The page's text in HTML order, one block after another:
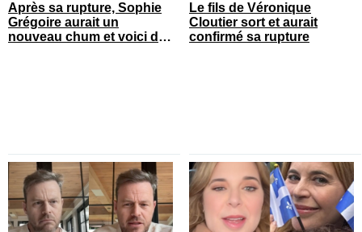
Après sa rupture, Sophie
Grégoire aurait un
nouveau chum et voici de
Le fils de Véronique
Cloutier sort et aurait
confirmé sa rupture